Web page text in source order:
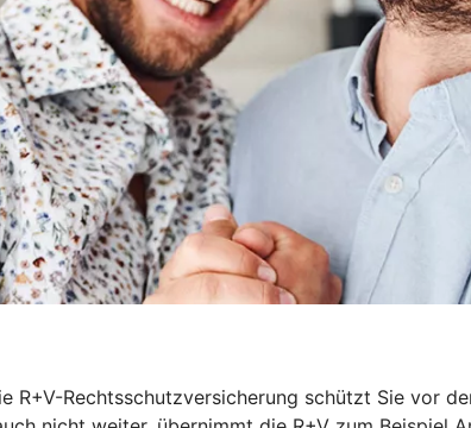
Rechtsschutzversicherung schützt Sie vor